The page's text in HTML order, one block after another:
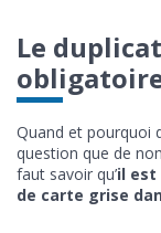
Le
Quand et pourquoi
question que de
faut savoir qu’il est
de carte grise